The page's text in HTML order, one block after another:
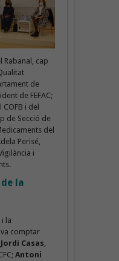
Rabanal, cap
de
de FEFAC;
i del
de Secció de
del
Perisé,
i
la
i la
va comptar
Jordi Casas,
Antoni